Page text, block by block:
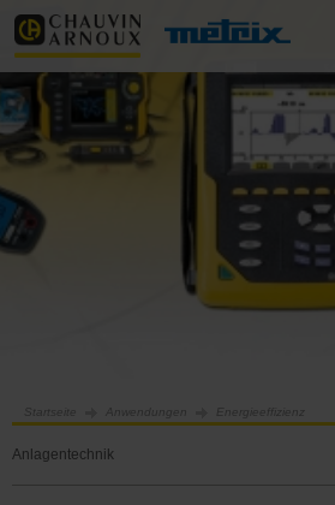
Startseite Anwendungen Energieeffizienz
Anlagentechnik